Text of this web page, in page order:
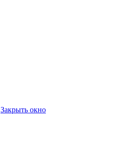
Закрыть окно